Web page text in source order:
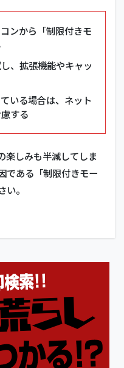
ンから「制限付きモ
、拡張機能やキャッ
いる場合は、ネット
する
楽しみも半減してしま
である「制限付きモー
。